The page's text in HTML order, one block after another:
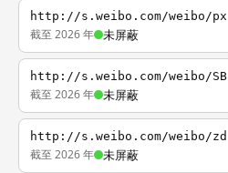
http://s.weibo.com/weibo/px
截至 2026 年 未屏蔽
http://s.weibo.com/weibo/SB
截至 2026 年 未屏蔽
http://s.weibo.com/weibo/zd
截至 2026 年 未屏蔽